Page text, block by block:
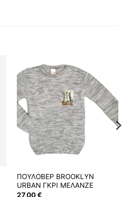
ΠΟΥΛΟΒΕΡ BROOKLYN
URBAN ΓΚΡΙ ΜΕΛΑΝΖΕ
27,00€